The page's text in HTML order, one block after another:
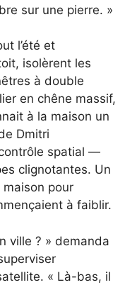
sur une pierre. »
l’été et
isolèrent les
à double
en chêne massif,
à la maison un
Dmitri
spatial —
clignotantes. Un
pour
à faiblir.
ville ? » demanda
« Là-bas, il